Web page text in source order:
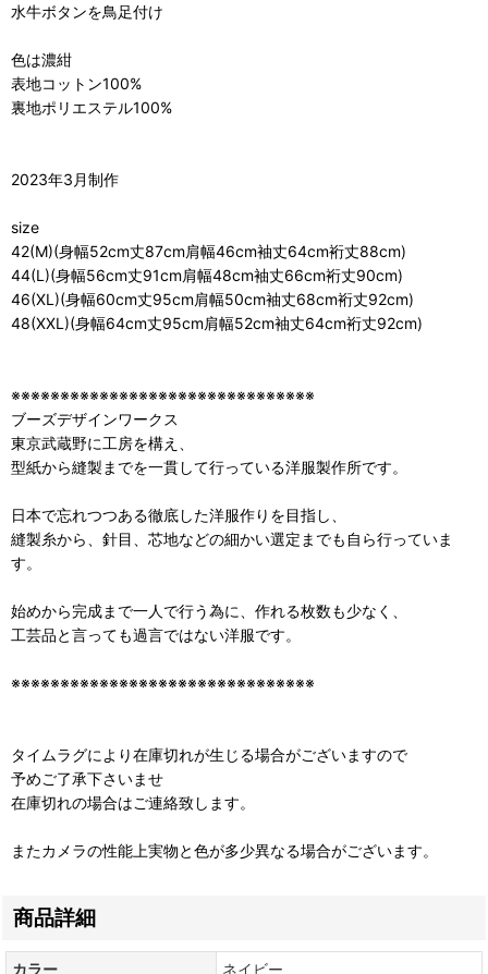
水牛ボタンを鳥足付け
色は濃紺
表地コットン100%
裏地ポリエステル100%
2023年3月制作
size
42(M)(身幅52cm丈87cm肩幅46cm袖丈64cm裄丈88cm)
44(L)(身幅56cm丈91cm肩幅48cm袖丈66cm裄丈90cm)
46(XL)(身幅60cm丈95cm肩幅50cm袖丈68cm裄丈92cm)
48(XXL)(身幅64cm丈95cm肩幅52cm袖丈64cm裄丈92cm)
※※※※※※※※※※※※※※※※※※※※※※※※※※※※※※※
ブーズデザインワークス
東京武蔵野に工房を構え、
型紙から縫製までを一貫して行っている洋服製作所です。
日本で忘れつつある徹底した洋服作りを目指し、
縫製糸から、針目、芯地などの細かい選定までも自ら行っていま
す。
始めから完成まで一人で行う為に、作れる枚数も少なく、
工芸品と言っても過言ではない洋服です。
※※※※※※※※※※※※※※※※※※※※※※※※※※※※※※※
タイムラグにより在庫切れが生じる場合がございますので
予めご了承下さいませ
在庫切れの場合はご連絡致します。
またカメラの性能上実物と色が多少異なる場合がございます。
商品詳細
カラー ネイビー